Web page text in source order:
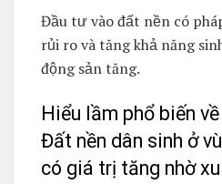
Đầu tư vào đất nền có
rủi ro và tăng khả năng
động sản tăng.
Hiểu lầm phổ biến
Đất nền dân sinh ở
có giá trị tăng nhờ